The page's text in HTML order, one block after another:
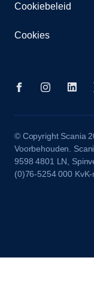
Cookiebeleid
Cookies
© Copyright Scania
Voorbehouden.
9598 4801 LN,
(0)76-5254 000